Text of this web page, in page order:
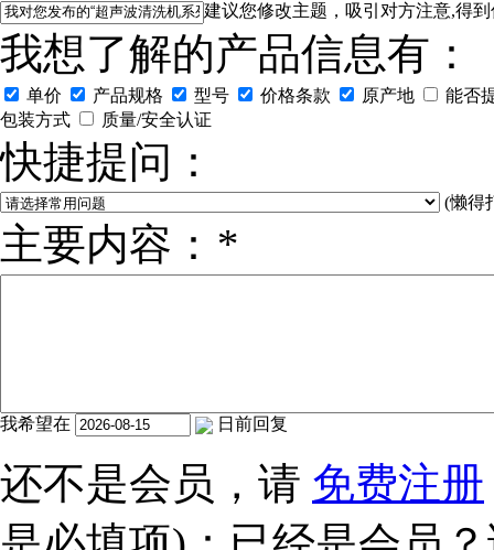
建议您修改主题，吸引对方注意,得
我想了解的产品信息有：
单价 产品规格 型号 价格条款 原产地
能否
包装方式
质量/安全认证
快捷提问：
(懒得
主要内容： *
我希望在 日前回复
还不是会员，请 免费注册